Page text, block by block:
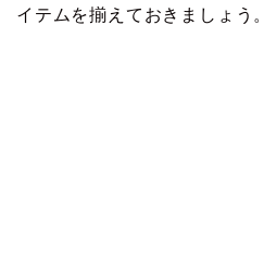
イテムを揃えておきましょう。